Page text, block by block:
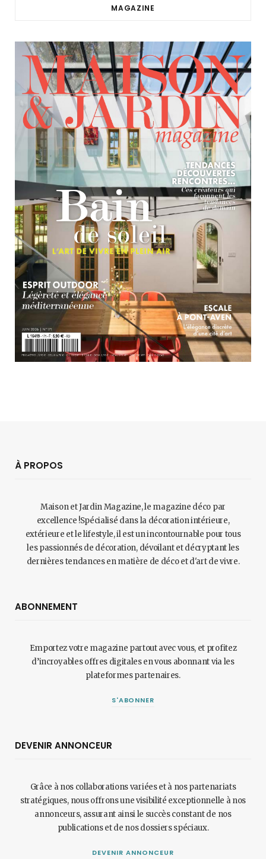
MAGAZINE
À PROPOS
Maison et Jardin Magazine, le magazine déco par
excellence !Spécialisé dans la décoration intérieure,
extérieure et le lifestyle, il est un incontournable pour tous
les passionnés de décoration, dévoilant et décryptant les
dernières tendances en matière de déco et d'art de vivre.
ABONNEMENT
Emportez votre magazine partout avec vous, et profitez
d’incroyables offres digitales en vous abonnant via les
plateformes partenaires.
S'ABONNER
DEVENIR ANNONCEUR
Grâce à nos collaborations variées et à nos partenariats
stratégiques, nous offrons une visibilité exceptionnelle à nos
annonceurs, assurant ainsi le succès constant de nos
publications et de nos dossiers spéciaux.
DEVENIR ANNONCEUR